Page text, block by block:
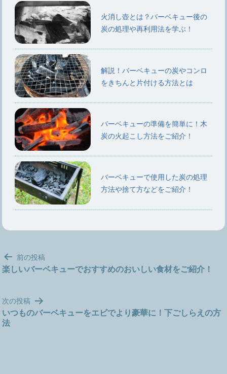
火消し壺とは？バーベキュー後の
炭の処理や再利用法を学ぶ！
解説！バーベキューの炭やコンロ
をきちんと片付ける方法とは
バーベキューの準備を簡単に！木
炭の火起こし方法をご紹介！
バーベキューで使用した炭の処理
方法や捨て方などをご紹介！
投
稿
ゲ
ー
シ
前の投稿
楽しいバーベキューでおすすめのおいしい食材をご紹介！
次の投稿
いつものバーベキューをエビでより豪華に！下ごしらえの方
法